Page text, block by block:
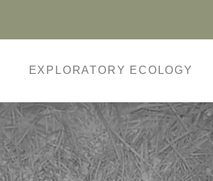
EXPLORATORY ECOLOGY